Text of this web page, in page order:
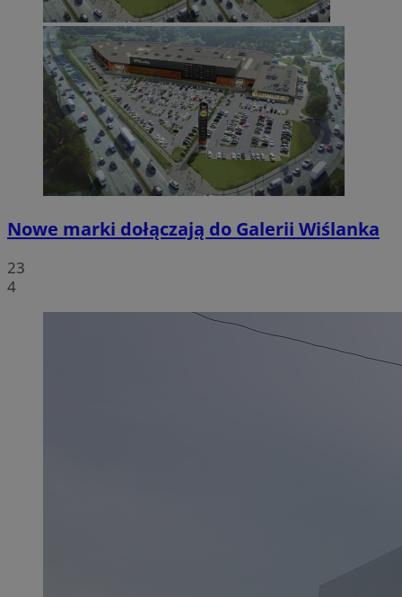
Nowe marki dołączają do Galerii Wiślanka
23
4